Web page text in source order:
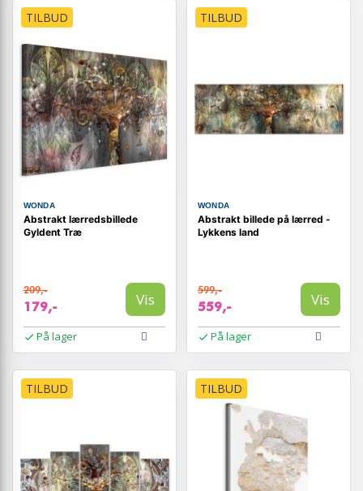
TILBUD
WONDA
Abstrakt lærredsbillede
Gyldent Træ
209,-
179,- Vis
På lager
TILBUD
WONDA
Abstrakt billede på lærred -
Lykkens land
599,-
559,- Vis
På lager
TILBUD TILBUD